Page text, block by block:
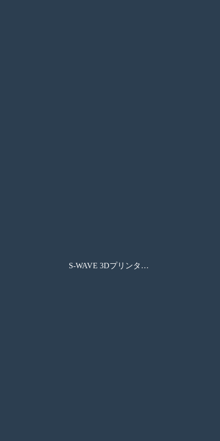
S-WAVE 3Dプリンター IMD-S